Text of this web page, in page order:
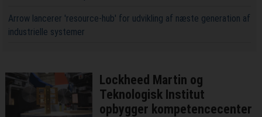
Arrow lancerer 'resource-hub' for udvikling af næste generation af
industrielle systemer
Lockheed Martin og
Teknologisk Institut
opbygger kompetencecenter